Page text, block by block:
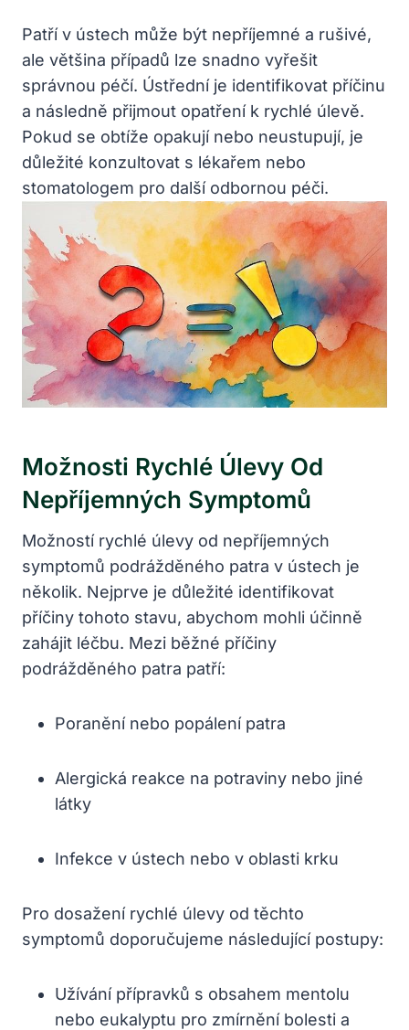
Patří v ústech může být nepříjemné a rušivé,
ale většina případů lze snadno vyřešit
správnou péčí. Ústřední je identifikovat příčinu
a následně přijmout opatření k rychlé úlevě.
Pokud se obtíže opakují nebo neustupují, je
důležité konzultovat s lékařem nebo
stomatologem pro další odbornou péči.
Možnosti Rychlé Úlevy Od
Nepříjemných Symptomů
Možností rychlé úlevy od nepříjemných
symptomů podrážděného patra v ústech je
několik. Nejprve je důležité identifikovat
příčiny tohoto stavu, abychom mohli účinně
zahájit léčbu. Mezi běžné příčiny
podrážděného patra patří:
Poranění nebo popálení patra
Alergická reakce na potraviny nebo jiné
látky
Infekce v ústech nebo v oblasti krku
Pro dosažení rychlé úlevy od těchto
symptomů doporučujeme následující postupy:
Užívání přípravků s obsahem mentolu
nebo eukalyptu pro zmírnění bolesti a